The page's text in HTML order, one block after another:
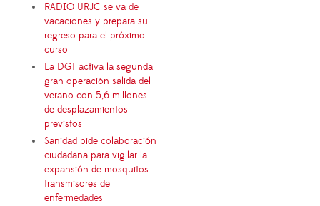
RADIO URJC se va de
vacaciones y prepara su
regreso para el próximo
curso
La DGT activa la segunda
gran operación salida del
verano con 5,6 millones
de desplazamientos
previstos
Sanidad pide colaboración
ciudadana para vigilar la
expansión de mosquitos
transmisores de
enfermedades